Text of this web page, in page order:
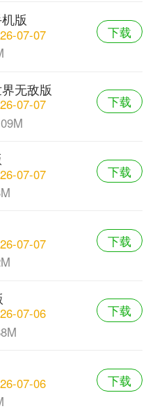
版
07-07
下载
无敌版
07-07
下载
07-07
下载
07-07
下载
07-06
下载
07-06
下载